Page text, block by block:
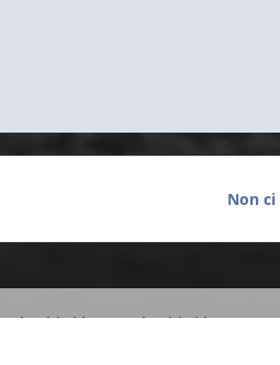
Non
Dolomiti Ride Dolomiti Ride 2019